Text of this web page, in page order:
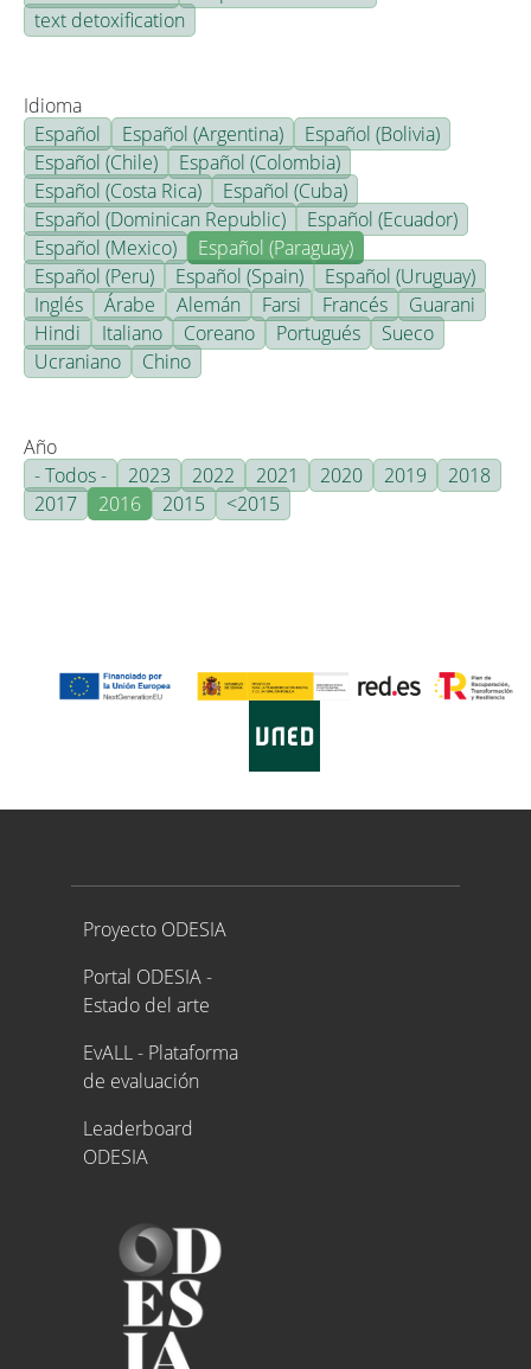
text detoxification
Idioma
Español
Español (Argentina)
Español (Bolivia)
Español (Chile)
Español (Colombia)
Español (Costa Rica)
Español (Cuba)
Español (Dominican Republic)
Español (Ecuador)
Español (Mexico)
Español (Paraguay)
Español (Peru)
Español (Spain)
Español (Uruguay)
Inglés
Árabe Alemán Farsi Francés
Guarani
Hindi
Italiano Coreano Portugués
Sueco
Ucraniano
Chino
Año
- Todos -
2023 2022 2021 2020 2019
2018
2017
2016 2015 <2015
Proyecto ODESIA
Proyecto ODESIA
Portal ODESIA -
Estado del arte
EvALL - Plataforma
de evaluación
Leaderboard
ODESIA